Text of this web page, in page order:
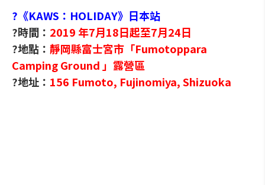
?《KAWS：HOLIDAY》日本站
?時間： 2019 年7月18日起至7月24日
?地點： 靜岡縣富士宮市「Fumotoppara
Camping Ground 」露營區
?地址： 156 Fumoto, Fujinomiya, Shizuoka